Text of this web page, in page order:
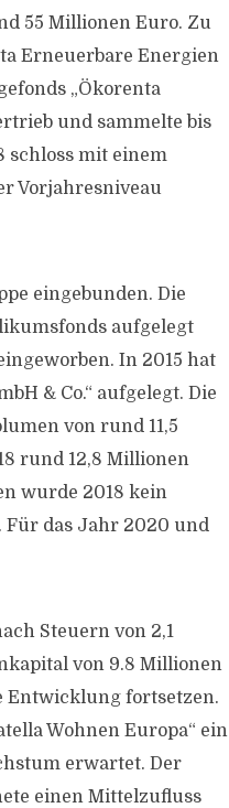
55 Millionen Euro. Zu
Erneuerbare Energien
„Ökorenta
und sammelte bis
schloss mit einem
Vorjahresniveau
eingebunden. Die
aufgelegt
In 2015 hat
& Co.“ aufgelegt. Die
von rund 11,5
rund 12,8 Millionen
wurde 2018 kein
Für das Jahr 2020 und
Steuern von 2,1
von 9.8 Millionen
Entwicklung fortsetzen.
Wohnen Europa“ ein
erwartet. Der
einen Mittelzufluss